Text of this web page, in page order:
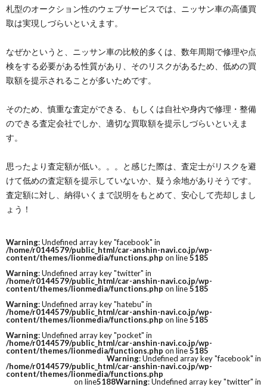
札型のオークション性のウェブサービスでは、ニッサン車の高価買
取は実現しづらいといえます。
なぜかというと、ニッサン車の比較的多くは、数年周期で修理や点
検をする必要がある性質があり、そのリスクがあるため、低めの買
取額を提示されることが多いためです。
そのため、慎重な査定ができる、もしくは自社や身内で修理・整備
のできる査定会社でしか、適切な買取額を提示しづらいといえま
す。
思ったより査定額が低い。。。と感じた際は、査定士がリスクを避
けて低めの査定額を提示していないか、疑う余地がありそうです。
査定額に対し、納得いくまで説明をもとめて、安心して売却しまし
ょう！
Warning: Undefined array key "facebook" in
/home/r0144579/public_html/car-anshin-navi.co.jp/wp-
content/themes/lionmedia/functions.php on line5185
Warning: Undefined array key "twitter" in
/home/r0144579/public_html/car-anshin-navi.co.jp/wp-
content/themes/lionmedia/functions.php on line5185
Warning: Undefined array key "hatebu" in
/home/r0144579/public_html/car-anshin-navi.co.jp/wp-
content/themes/lionmedia/functions.php on line5185
Warning: Undefined array key "pocket" in
/home/r0144579/public_html/car-anshin-navi.co.jp/wp-
content/themes/lionmedia/functions.php on line5185
Warning: Undefined array key "facebook" in
/home/r0144579/public_html/car-anshin-navi.co.jp/wp-
content/themes/lionmedia/functions.php
on line5188Warning: Undefined array key "twitter" in